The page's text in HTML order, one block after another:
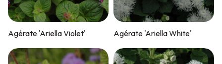
Agérate 'Ariella Violet' Agérate 'Ariella White'